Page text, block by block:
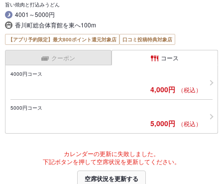
旨い焼肉と打込みうどん
4001～5000円
香川町総合体育館を東へ100m
【アプリ予約限定】最大800ポイント還元対象店 口コミ投稿特典対象店
クーポン コース
4000円コース
4,000円 （税込）
5000円コース
5,000円 （税込）
カレンダーの更新に失敗しました。
下記ボタンを押して空席状況を更新してください。
空席状況を更新する